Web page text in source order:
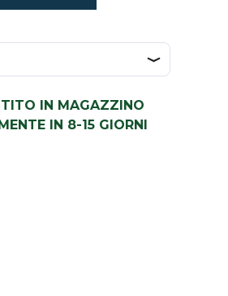
IN MAGAZZINO
IN 8-15 GIORNI